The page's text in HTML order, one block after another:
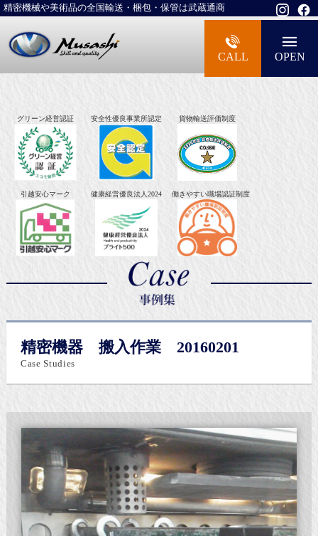
精密機械や美術品の全国輸送・梱包・保管は武蔵通商
大型精密機械・美術品・高級楽器の梱包・
CALL OPEN
グリーン経営認証 安全性優良事業所認定 貨物輸送評価制度
引越安心マーク 健康経営優良法人2024 働きやすい職場認証制度
精密機器 搬入作業 20160201
Case Studies